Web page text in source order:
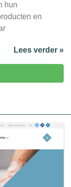
hun
en
Lees verder »